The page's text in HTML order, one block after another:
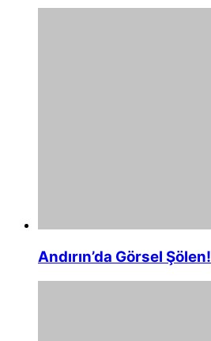
Andırın’da Görsel Şölen!